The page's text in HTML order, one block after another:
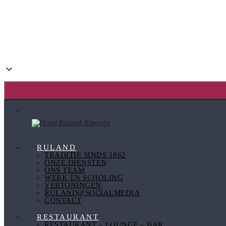
RULAND
TRADITIE SINDS 1862
ONZE DIENSTEN
ONS TEAM
WERK EN SCHOLING
VERTONINGEN
RULAND@SOCIALMEDIA
CONTACT
RESTAURANT